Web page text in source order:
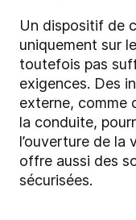
Un dispositif de
uniquement sur
toutefois pas
exigences. Des
externe, comme
la conduite,
l’ouverture de la
offre aussi des
sécurisées.